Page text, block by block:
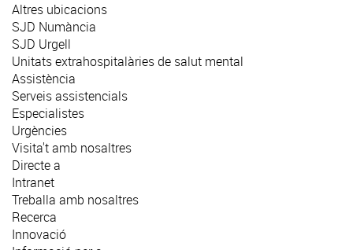
Altres ubicacions
SJD Numància
SJD Urgell
Unitats extrahospitalàries de salut mental
Assistència
Serveis assistencials
Especialistes
Urgències
Visita't amb nosaltres
Directe a
Intranet
Treballa amb nosaltres
Recerca
Innovació